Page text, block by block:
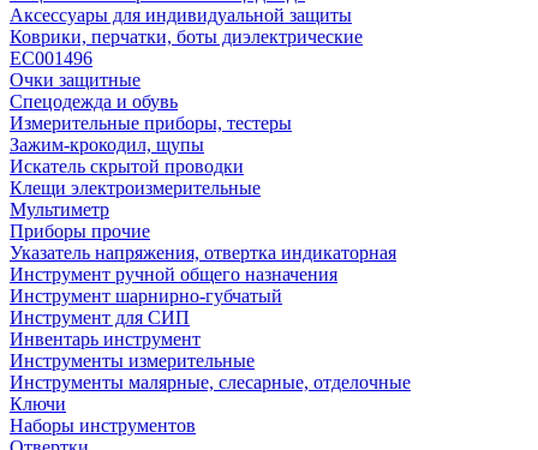
Аксессуары для индивидуальной защиты
Коврики, перчатки, боты диэлектрические
EC001496
Очки защитные
Спецодежда и обувь
Измерительные приборы, тестеры
Зажим-крокодил, щупы
Искатель скрытой проводки
Клещи электроизмерительные
Мультиметр
Приборы прочие
Указатель напряжения, отвертка индикаторная
Инструмент ручной общего назначения
Инструмент шарнирно-губчатый
Инструмент для СИП
Инвентарь инструмент
Инструменты измерительные
Инструменты малярные, слесарные, отделочные
Ключи
Наборы инструментов